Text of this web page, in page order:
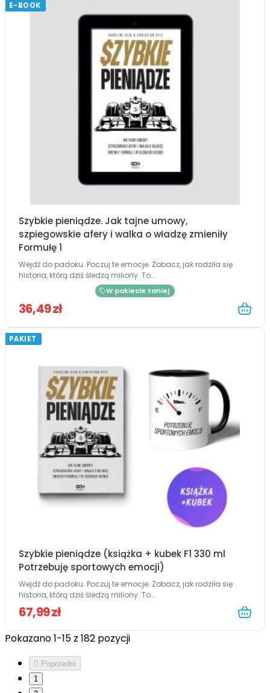
E-BOOK
Szybkie pieniądze. Jak tajne umowy,
szpiegowskie afery i walka o władzę zmieniły
Formułę 1
Wejdź do padoku. Poczuj te emocje. Zobacz, jak rodziła się
historia, którą dziś śledzą miliony. To...
W pakiecie taniej
36,49 zł
PAKIET
Szybkie pieniądze (książka + kubek F1 330 ml
Potrzebuję sportowych emocji)
Wejdź do padoku. Poczuj te emocje. Zobacz, jak rodziła się
historia, którą dziś śledzą miliony. To...
67,99 zł
Pokazano 1-15 z 182 pozycji
 Poprzedni
1